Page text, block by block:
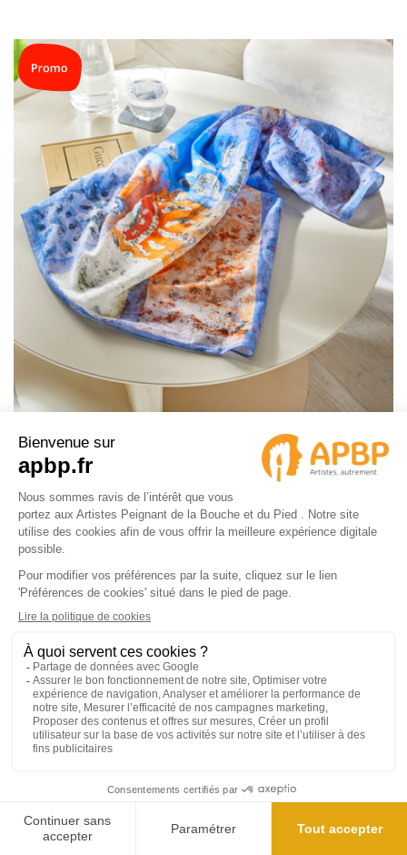
Foulard carré de soie
23 avis
34,90 € 20,94 €